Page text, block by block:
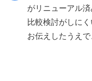
がリニューアル
比較検討がしに
お伝えしたうえ